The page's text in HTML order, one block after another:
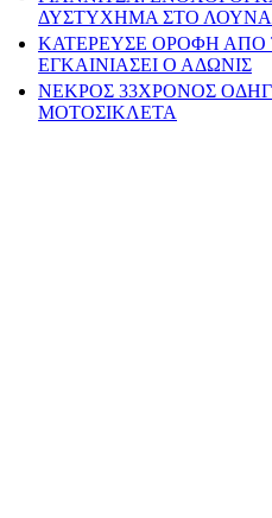
ΔΥΣΤΥΧΗΜΑ ΣΤΟ
ΚΑΤΕΡΕΥΣΕ ΟΡΟΦΗ ΑΠΟ
ΕΓΚΑΙΝΙΑΣΕΙ Ο ΑΔΩΝΙΣ
ΝΕΚΡΟΣ 33ΧΡΟΝΟΣ
ΜΟΤΟΣΙΚΛΕΤΑ